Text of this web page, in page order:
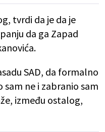
tvrdi da je da je
da ga Zapad
SAD, da formalno
sam ne i zabranio sam
između ostalog,